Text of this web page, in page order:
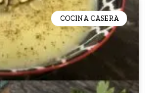
COCINA CASERA